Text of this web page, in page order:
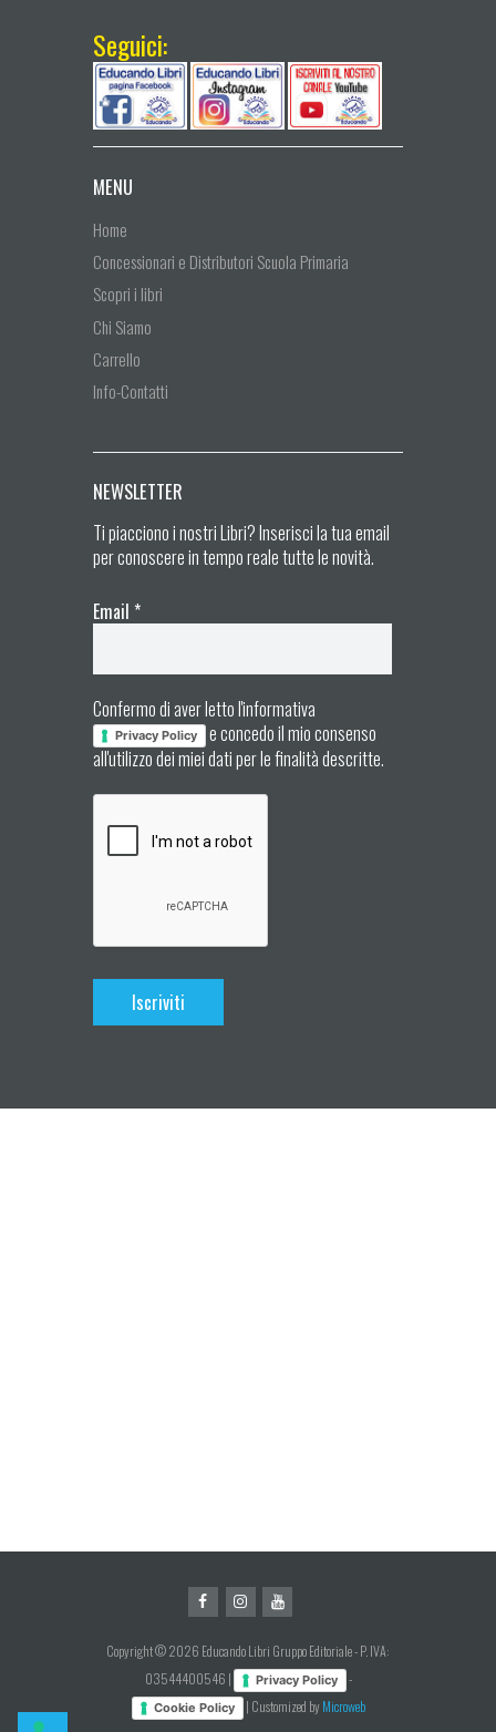
Seguici:
MENU
Home
Concessionari e Distributori Scuola Primaria
Scopri i libri
Chi Siamo
Carrello
Info-Contatti
NEWSLETTER
Ti piacciono i nostri Libri? Inserisci la tua email
per conoscere in tempo reale tutte le novità.
Email *
Confermo di aver letto l'informativa
Privacy Policy
e concedo il mio consenso
all'utilizzo dei miei dati per le finalità descritte.
Copyright © 2026 Educando Libri Gruppo Editoriale - P. IVA:
03544400546 |
Privacy Policy -
Cookie Policy | Customized byMicroweb